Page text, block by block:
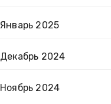
Январь 2025
Декабрь 2024
Ноябрь 2024